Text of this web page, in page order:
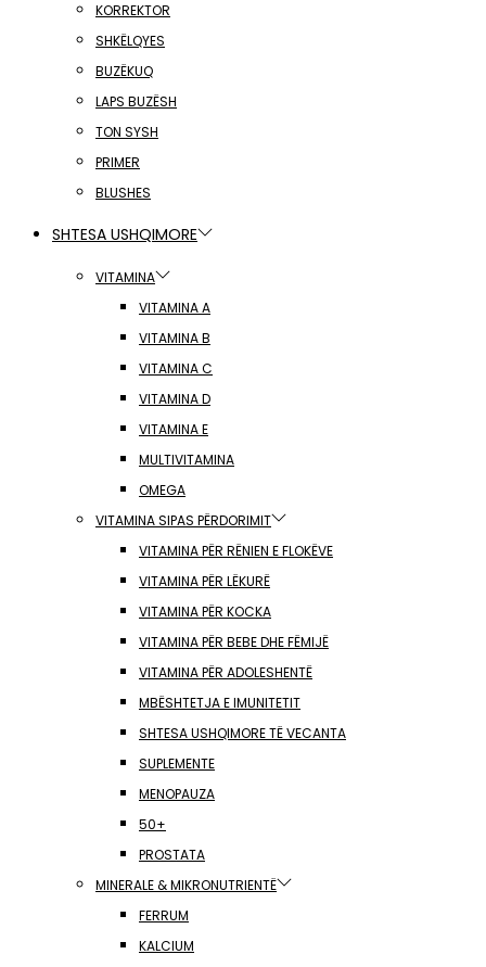
KORREKTOR
SHKËLQYES
BUZËKUQ
LAPS BUZËSH
TON SYSH
PRIMER
BLUSHES
SHTESA USHQIMORE
VITAMINA
VITAMINA A
VITAMINA B
VITAMINA C
VITAMINA D
VITAMINA E
MULTIVITAMINA
OMEGA
VITAMINA SIPAS PËRDORIMIT
VITAMINA PËR RËNIEN E FLOKËVE
VITAMINA PËR LËKURË
VITAMINA PËR KOCKA
VITAMINA PËR BEBE DHE FËMIJË
VITAMINA PËR ADOLESHENTË
MBËSHTETJA E IMUNITETIT
SHTESA USHQIMORE TË VECANTA
SUPLEMENTE
MENOPAUZA
50+
PROSTATA
MINERALE & MIKRONUTRIENTË
FERRUM
KALCIUM